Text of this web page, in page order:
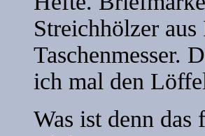
Streichhölzer
Taschenmesser.
ich mal den
Was ist denn